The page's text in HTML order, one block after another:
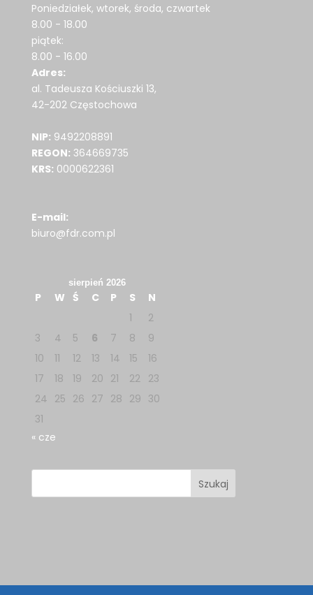
Poniedziałek, wtorek, środa, czwartek
8.00 - 18.00
piątek:
8.00 - 16.00
Adres:
al. Tadeusza Kościuszki 13,
42-202 Częstochowa
NIP: 9492208891
REGON: 364669735
KRS: 0000622361
E-mail:
biuro@fdr.com.pl
sierpień 2026
P W Ś C P S
N
1
2
3
4 5 6 7 8
9
10
11 12 13 14 15
16
17
18 19 20 21 22
23
24 25 26 27 28 29 30
31
« cze